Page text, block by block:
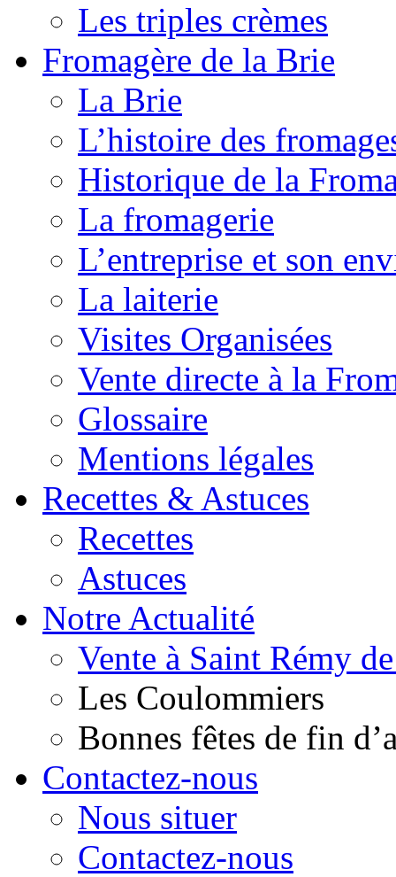
Les triples crèmes
Fromagère de la Brie
La Brie
L’histoire des
Historique de la
La fromagerie
L’entreprise et son
La laiterie
Visites Organisées
Vente directe à la
Glossaire
Mentions légales
Recettes & Astuces
Recettes
Astuces
Notre Actualité
Vente à Saint Rémy
Les Coulommiers
Bonnes fêtes de fin
Contactez-nous
Nous situer
Contactez-nous